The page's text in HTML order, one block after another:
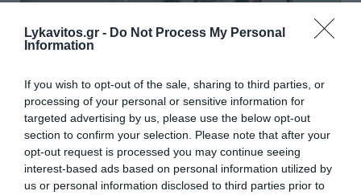
Lykavitos.gr - Do Not Process My Personal
Information
If you wish to opt-out of the sale, sharing to third parties, or
processing of your personal or sensitive information for
targeted advertising by us, please use the below opt-out
section to confirm your selection. Please note that after your
opt-out request is processed you may continue seeing
interest-based ads based on personal information utilized by
us or personal information disclosed to third parties prior to